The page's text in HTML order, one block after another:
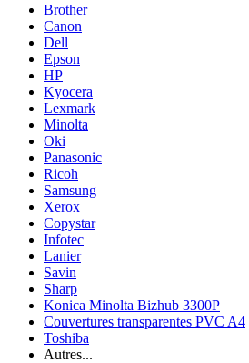
Brother
Canon
Dell
Epson
HP
Kyocera
Lexmark
Minolta
Oki
Panasonic
Ricoh
Samsung
Xerox
Copystar
Infotec
Lanier
Savin
Sharp
Konica Minolta Bizhub 3300P
Couvertures transparentes PVC A4
Toshiba
Autres...